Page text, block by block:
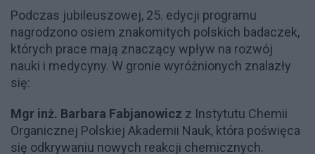
Podczas jubileuszowej, 25. edycji programu
nagrodzono osiem znakomitych polskich badaczek,
których prace mają znaczący wpływ na rozwój
nauki i medycyny. W gronie wyróżnionych znalazły
się:
Mgr inż. Barbara Fabjanowicz z Instytutu Chemii
Organicznej Polskiej Akademii Nauk, która poświęca
się odkrywaniu nowych reakcji chemicznych.